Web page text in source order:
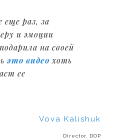
еще раз, за
и эмоции
на своей
это видео хоть
ее
Vova Kalishuk
Director, DOP